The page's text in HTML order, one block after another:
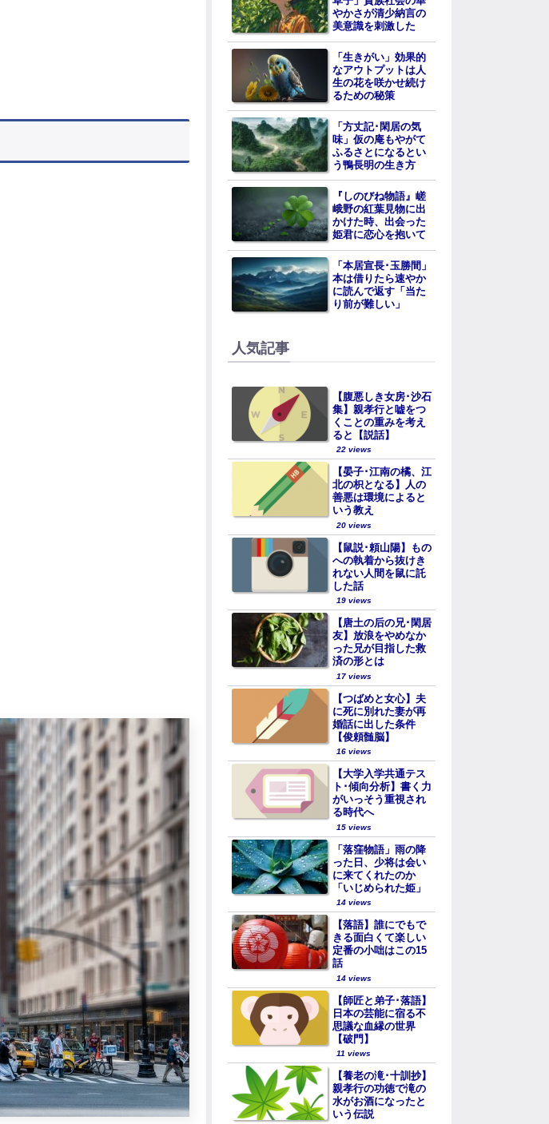
やかさが清少納言の
美意識を刺激した
「生きがい」効果的
なアウトプットは人
生の花を咲かせ続け
るための秘策
「方丈記･閑居の気
味」仮の庵もやがて
ふるさとになるとい
う鴨長明の生き方
『しのびね物語』嵯
峨野の紅葉見物に出
かけた時、出会った
姫君に恋心を抱いて
「本居宣長･玉勝間」
本は借りたら速やか
に読んで返す「当た
り前が難しい」
人気記事
【腹悪しき女房･沙石
集】親孝行と嘘をつ
くことの重みを考え
ると【説話】
22 views
【晏子･江南の橘、江
北の枳となる】人の
善悪は環境によると
いう教え
20 views
【鼠説･頼山陽】もの
への執着から抜けき
れない人間を鼠に託
した話
19 views
【唐土の后の兄･閑居
友】放浪をやめなか
った兄が目指した救
済の形とは
17 views
【つばめと女心】夫
に死に別れた妻が再
婚話に出した条件
【俊頼髄脳】
16 views
【大学入学共通テス
ト･傾向分析】書く力
がいっそう重視され
る時代へ
15 views
「落窪物語」雨の降
った日、少将は会い
に来てくれたのか
「いじめられた姫」
14 views
【落語】誰にでもで
きる面白くて楽しい
定番の小咄はこの15
話
14 views
【師匠と弟子･落語】
日本の芸能に宿る不
思議な血縁の世界
【破門】
11 views
【養老の滝･十訓抄】
親孝行の功徳で滝の
水がお酒になったと
いう伝説